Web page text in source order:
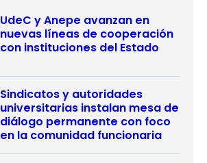
UdeC y Anepe avanzan en
nuevas líneas de cooperación
con instituciones del Estado
Sindicatos y autoridades
universitarias instalan mesa de
diálogo permanente con foco
en la comunidad funcionaria